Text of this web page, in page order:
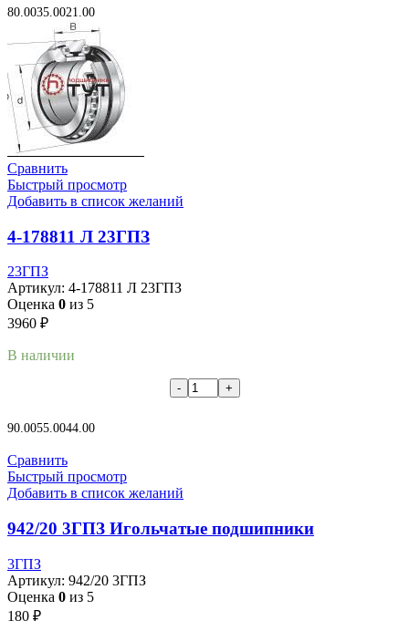
80.0035.0021.00
Сравнить
Быстрый просмотр
Добавить в список желаний
4-178811 Л 23ГПЗ
23ГПЗ
Артикул: 4-178811 Л 23ГПЗ
Оценка 0 из 5
3960 ₽
В наличии
90.0055.0044.00
Сравнить
Быстрый просмотр
Добавить в список желаний
942/20 3ГПЗ Игольчатые подшипники
3ГПЗ
Артикул: 942/20 3ГПЗ
Оценка 0 из 5
180 ₽